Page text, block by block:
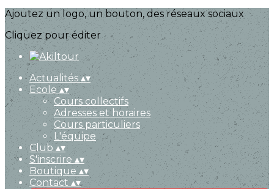
Ajoutez un logo, un bouton, des réseaux sociaux
Cliquez pour éditer
Actualités ▴▾
Ecole▴▾
Cours collectifs
Adresses et horaires
Cours particuliers
L'équipe
Club ▴▾
S'inscrire ▴▾
Boutique▴▾
Contact ▴▾